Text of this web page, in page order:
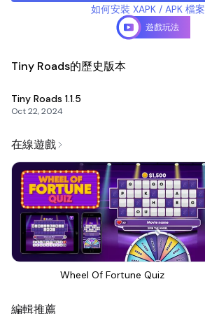
如何安裝 XAPK / APK 檔案
遊戲玩法
Tiny Roads的歷史版本
Tiny Roads 1.1.5
Oct 22, 2024
在線遊戲
Wheel Of Fortune Quiz
編輯推薦